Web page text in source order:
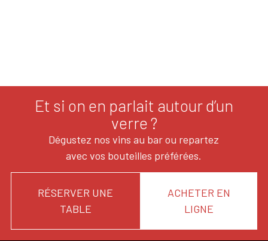
Et si on en parlait autour d’un
verre ?
Dégustez nos vins au bar ou repartez
avec vos bouteilles préférées.
RÉSERVER UNE
TABLE
ACHETER EN
LIGNE